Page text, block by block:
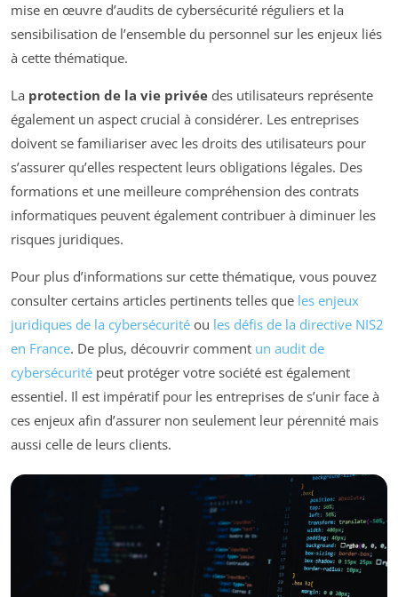
mise en œuvre d’audits de cybersécurité réguliers et la
sensibilisation de l’ensemble du personnel sur les enjeux liés
à cette thématique.
La protection de la vie privée des utilisateurs représente
également un aspect crucial à considérer. Les entreprises
doivent se familiariser avec les droits des utilisateurs pour
s’assurer qu’elles respectent leurs obligations légales. Des
formations et une meilleure compréhension des contrats
informatiques peuvent également contribuer à diminuer les
risques juridiques.
Pour plus d’informations sur cette thématique, vous pouvez
consulter certains articles pertinents telles que les enjeux
juridiques de la cybersécurité ou les défis de la directive NIS2
en France. De plus, découvrir comment un audit de
cybersécurité peut protéger votre société est également
essentiel. Il est impératif pour les entreprises de s’unir face à
ces enjeux afin d’assurer non seulement leur pérennité mais
aussi celle de leurs clients.